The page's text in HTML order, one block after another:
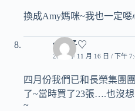
換成Amy媽咪~我也一定噁
♥玟子♡
2010 年 11 月 16 日 / 下午
四月份我們已和長榮集團
了~當時買了23張….也沒
~